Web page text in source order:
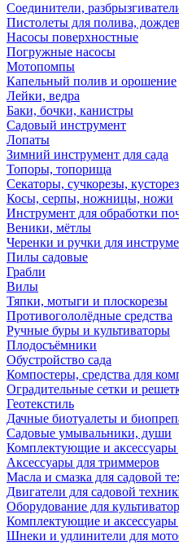
Соединители,
Пистолеты для полива,
Насосы поверхностные
Погружные насосы
Мотопомпы
Капельный полив и орошение
Лейки, ведра
Баки, бочки, канистры
Садовый инструмент
Лопаты
Зимний инструмент для сада
Топоры, топорища
Секаторы, сучкорезы,
Косы, серпы, ножницы, ножи
Инструмент для обработки
Веники, мётлы
Черенки и ручки для
Пилы садовые
Грабли
Вилы
Тяпки, мотыги и плоскорезы
Противогололёдные средства
Ручные буры и культиваторы
Плодосъёмники
Обустройство сада
Компостеры, средства для
Оградительные сетки и
Геотекстиль
Дачные биотуалеты и
Садовые умывальники, души
Комплектующие и аксессуары
Аксессуары для триммеров
Масла и смазка для садовой
Двигатели для садовой
Оборудование для
Комплектующие и
Шнеки и удлинители для